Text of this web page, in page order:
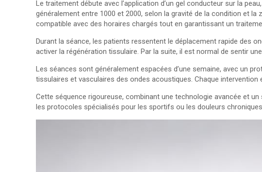
Le traitement débute avec l’application d’un gel conducteur sur la
généralement entre 1000 et 2000, selon la gravité de la condition et
compatible avec des horaires chargés tout en garantissant un
Durant la séance, les patients ressentent le déplacement rapide des
activer la régénération tissulaire. Par la suite, il est normal de sentir
Les séances sont généralement espacées d’une semaine, avec un
tissulaires et vasculaires des ondes acoustiques. Chaque
Cette séquence rigoureuse, combinant une technologie avancée et
les protocoles spécialisés pour les sportifs ou les douleurs